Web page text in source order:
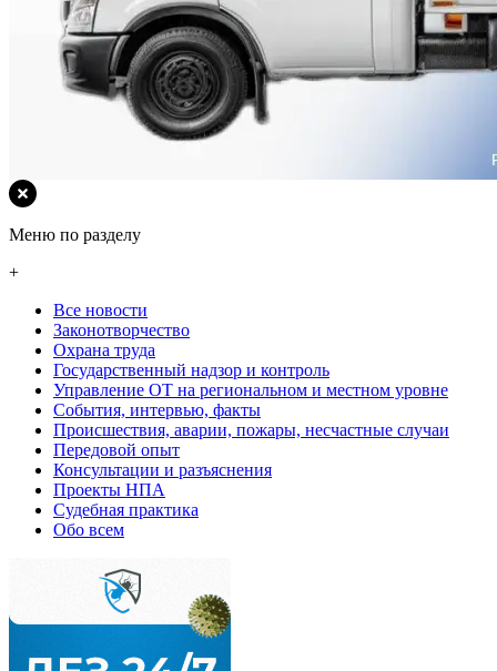
Меню по разделу
+
Все новости
Законотворчество
Охрана труда
Государственный надзор и контроль
Управление ОТ на региональном и местном уровне
События, интервью, факты
Происшествия, аварии, пожары, несчастные случаи
Передовой опыт
Консультации и разъяснения
Проекты НПА
Судебная практика
Обо всем